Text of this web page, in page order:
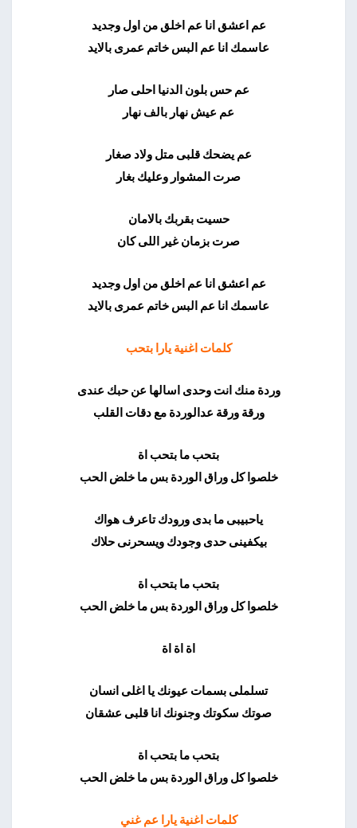
عم اعشق انا عم اخلق من اول وجديد
عاسمك انا عم البس خاتم عمرى بالايد
عم حس بلون الدنيا احلى صار
عم عيش نهار بالف نهار
عم يضحك قلبى متل ولاد صغار
صرت المشوار وعليك بغار
حسيت بقربك بالامان
صرت بزمان غير اللى كان
عم اعشق انا عم اخلق من اول وجديد
عاسمك انا عم البس خاتم عمرى بالايد
كلمات اغنية يارا بتحب
وردة منك انت وحدى اسالها عن حبك عندى
ورقة ورقة عدالوردة مع دقات القلب
بتحب ما بتحب اة
خلصوا كل وراق الوردة بس ما خلض الحب
ياحبيبى ما بدى ورودك تاعرف هواك
بيكفينى حدى وجودك ويسحرنى حلاك
بتحب ما بتحب اة
خلصوا كل وراق الوردة بس ما خلض الحب
اة اة اة
تسلملى بسمات عيونك يا اغلى انسان
صوتك سكوتك وجنونك انا قلبى عشقان
بتحب ما بتحب اة
خلصوا كل وراق الوردة بس ما خلض الحب
كلمات اغنية يارا عم غني